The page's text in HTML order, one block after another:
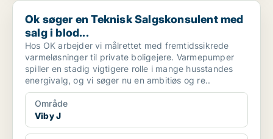
Ok søger en Teknisk Salgskonsulent med salg i blod...
Ok søger en Teknisk Salgskonsulent med
salg i blod...
Hos OK arbejder vi målrettet med fremtidssikrede
varmeløsninger til private boligejere. Varmepumper
spiller en stadig vigtigere rolle i mange husstandes
energivalg, og vi søger nu en ambitiøs og re..
Område
Viby J